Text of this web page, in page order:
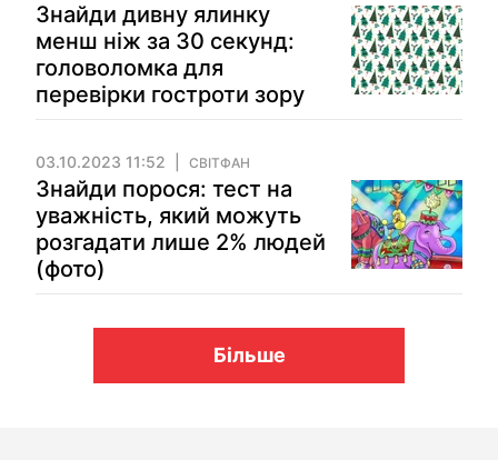
Знайди дивну ялинку
менш ніж за 30 секунд:
головоломка для
перевірки гостроти зору
03.10.2023 11:52 СВІТФАН
Знайди порося: тест на
уважність, який можуть
розгадати лише 2% людей
(фото)
Більше